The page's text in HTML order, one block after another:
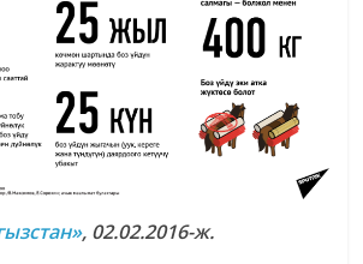
, 02.02.2016-ж.